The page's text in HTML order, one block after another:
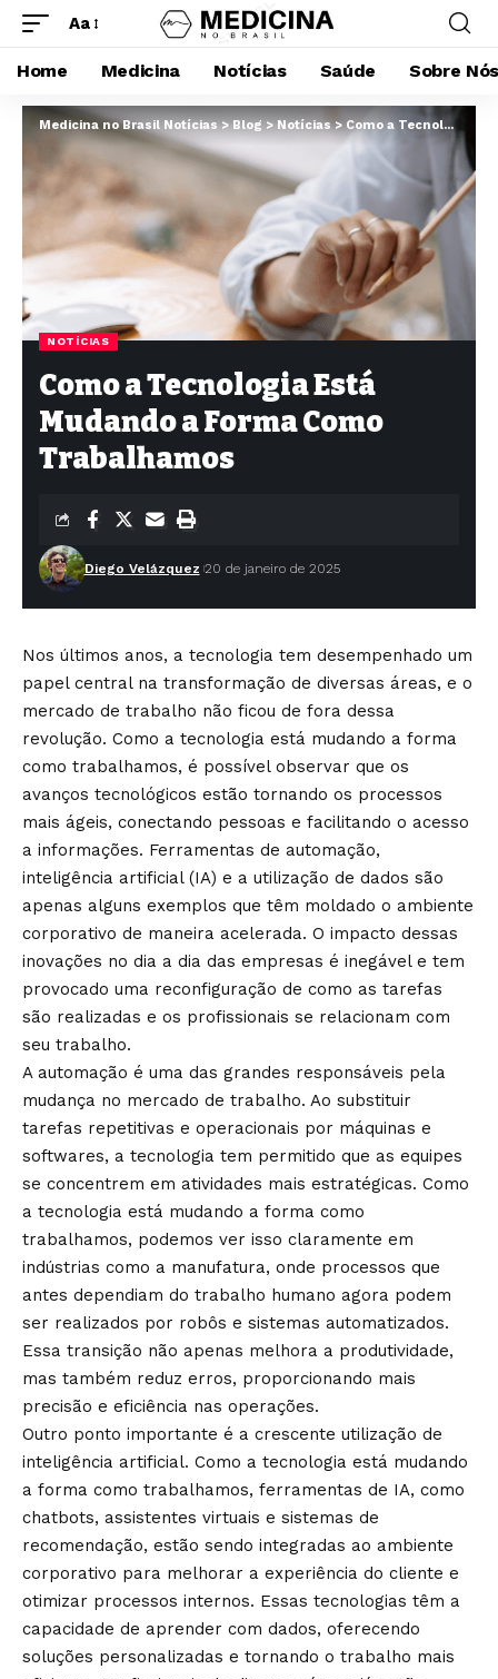
Aa
Home Medicina Notícias Saúde Sobre
Medicina no Brasil Notícias>Blog>Notícias> Como a Tecnologia Está Mudando a Forma Como Trabalhamos
NOTÍCIAS
Como a Tecnologia Está
Mudando a Forma Como
Trabalhamos
Diego Velázquez 20 de janeiro de 2025
Nos últimos anos, a tecnologia tem desempenhado um
papel central na transformação de diversas áreas, e o
mercado de trabalho não ficou de fora dessa
revolução. Como a tecnologia está mudando a forma
como trabalhamos, é possível observar que os
avanços tecnológicos estão tornando os processos
mais ágeis, conectando pessoas e facilitando o acesso
a informações. Ferramentas de automação,
inteligência artificial (IA) e a utilização de dados são
apenas alguns exemplos que têm moldado o ambiente
corporativo de maneira acelerada. O impacto dessas
inovações no dia a dia das empresas é inegável e tem
provocado uma reconfiguração de como as tarefas
são realizadas e os profissionais se relacionam com
seu trabalho.
A automação é uma das grandes responsáveis pela
mudança no mercado de trabalho. Ao substituir
tarefas repetitivas e operacionais por máquinas e
softwares, a tecnologia tem permitido que as equipes
se concentrem em atividades mais estratégicas. Como
a tecnologia está mudando a forma como
trabalhamos, podemos ver isso claramente em
indústrias como a manufatura, onde processos que
antes dependiam do trabalho humano agora podem
ser realizados por robôs e sistemas automatizados.
Essa transição não apenas melhora a produtividade,
mas também reduz erros, proporcionando mais
precisão e eficiência nas operações.
Outro ponto importante é a crescente utilização de
inteligência artificial. Como a tecnologia está mudando
a forma como trabalhamos, ferramentas de IA, como
chatbots, assistentes virtuais e sistemas de
recomendação, estão sendo integradas ao ambiente
corporativo para melhorar a experiência do cliente e
otimizar processos internos. Essas tecnologias têm a
capacidade de aprender com dados, oferecendo
soluções personalizadas e tornando o trabalho mais